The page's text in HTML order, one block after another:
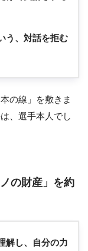
う、対話を拒む
の線」を敷きま
、選手本人でし
の財産」を約
解し、自分の力